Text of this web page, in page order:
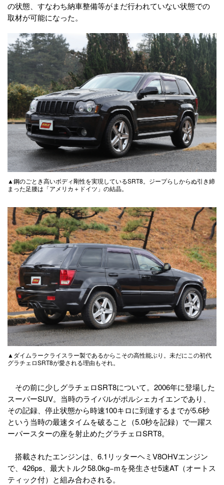
の状態、すなわち納車整備等がまだ行われていない状態での
取材が可能になった。
▲鋼のごとき高いボディ剛性を実現しているSRT8。ジープらしからぬ引き締
まった足腰は「アメリカ＋ドイツ」の結晶。
▲ダイムラークライスラー製であるからこその高性能ぶり。未だにこの初代
グラチェロSRT8が愛される理由もそれ。
その前に少しグラチェロSRT8について。2006年に登場した
スーパーSUV。当時のライバルがポルシェカイエンであり、
その記録、停止状態から時速100キロに到達するまでが5.6秒
という当時の最速タイムを破ること（5.0秒を記録）で一躍ス
ーパースターの座を射止めたグラチェロSRT8。
搭載されたエンジンは、6.1リッターヘミV8OHVエンジン
で、426ps、最大トルク58.0kg−mを発生させ5速AT（オートス
ティック付）と組み合わされる。